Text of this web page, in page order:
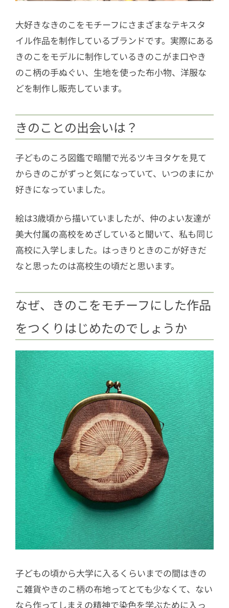
大好きなきのこをモチーフにさまざまなテキスタ
イル作品を制作しているブランドです。実際にある
きのこをモデルに制作しているきのこがま口やき
のこ柄の手ぬぐい、生地を使った布小物、洋服な
どを制作し販売しています。
きのことの出会いは？
子どものころ図鑑で暗闇で光るツキヨタケを見て
からきのこがずっと気になっていて、いつのまにか
好きになっていました。
絵は3歳頃から描いていましたが、仲のよい友達が
美大付属の高校をめざしていると聞いて、私も同じ
高校に入学しました。はっきりときのこが好きだ
なと思ったのは高校生の頃だと思います。
なぜ、きのこをモチーフにした作品
をつくりはじめたのでしょうか
子どもの頃から大学に入るくらいまでの間はきの
こ雑貨やきのこ柄の布地ってとても少なくて、ない
なら作ってしまえの精神で染色を学ぶために入っ